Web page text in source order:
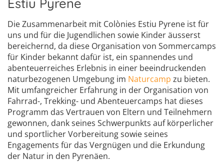
Die Zusammenarbeit mit Colònies Estiu Pyrene ist für
uns und für die Jugendlichen sowie Kinder äusserst
bereichernd, da diese Organisation von Sommercamps
für Kinder bekannt dafür ist, ein spannendes und
abenteuerreiches Erlebnis in einer beeindruckenden
naturbezogenen Umgebung im Naturcamp zu bieten.
Mit umfangreicher Erfahrung in der Organisation von
Fahrrad-, Trekking- und Abenteuercamps hat dieses
Programm das Vertrauen von Eltern und Teilnehmern
gewonnen, dank seines Schwerpunkts auf körperlicher
und sportlicher Vorbereitung sowie seines
Engagements für das Vergnügen und die Erkundung
der Natur in den Pyrenäen.